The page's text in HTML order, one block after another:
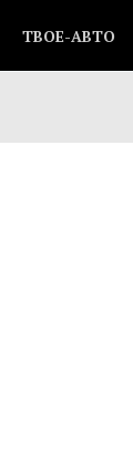
ТВОЕ-АВТО